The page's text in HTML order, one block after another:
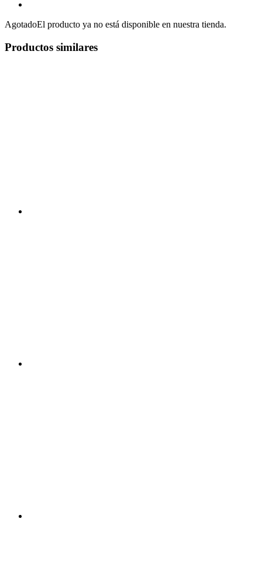
AgotadoEl producto ya no está disponible en nuestra tienda.
Productos similares